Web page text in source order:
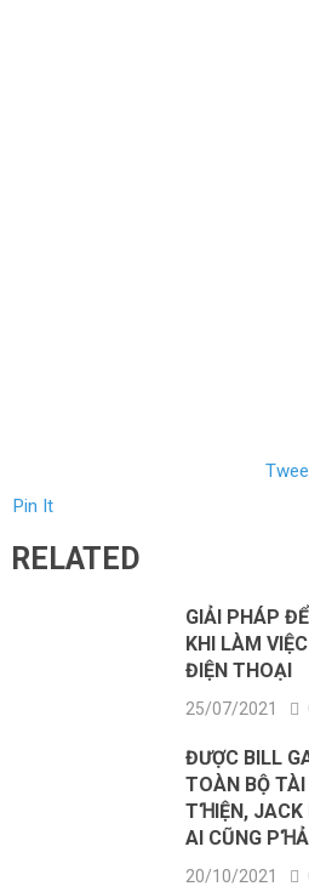
Pin It
RELATED
GIẢI PHÁP
KHI LÀM
ĐIỆN THOẠI
25/07/2021
ĐƯỢC BILL
TOÀN BỘ
TꞪIỆN, JACK
AI CŨNG
20/10/2021